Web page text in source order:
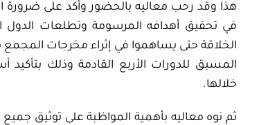
هذا وقد رحب معاليه بالحضور وأكد على ضرورة
في تحقيق أهدافه المرسومة وتطلعات الدول
الخلاقة حتى يساهموا في إثراء مخرجات
المسبق للدورات الأربع القادمة وذلك
خلالها.
ثم نوه معاليه بأهمية المواظبة على توثيق